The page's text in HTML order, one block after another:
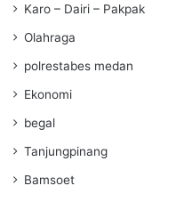
Karo – Dairi – Pakpak
Olahraga
polrestabes medan
Ekonomi
begal
Tanjungpinang
Bamsoet